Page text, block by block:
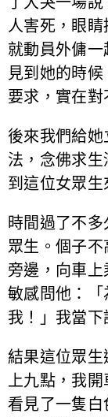
人害死，眼
就動員外傭
見到她的時
要求，實在對
後來我們給她
法，念佛求
到這位女眾生
時間過了不
眾生。個子
旁邊，向車
敏感問他：
我！」我當下
結果這位眾
上九點，我開
看見了一隻